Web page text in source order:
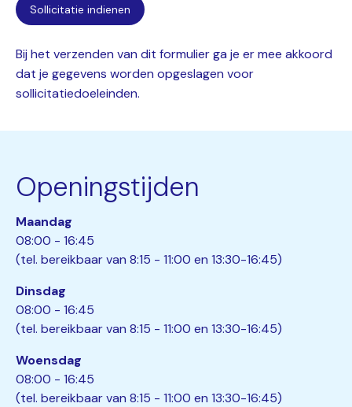
Bij het verzenden van dit formulier ga je er mee akkoord
dat je gegevens worden opgeslagen voor
sollicitatiedoeleinden.
Openingstijden
Maandag
08:00 - 16:45
(tel. bereikbaar van 8:15 - 11:00 en 13:30-16:45)
Dinsdag
08:00 - 16:45
(tel. bereikbaar van 8:15 - 11:00 en 13:30-16:45)
Woensdag
08:00 - 16:45
(tel. bereikbaar van 8:15 - 11:00 en 13:30-16:45)